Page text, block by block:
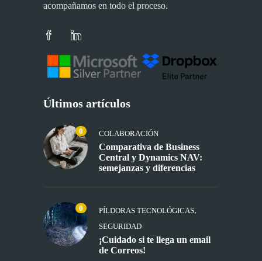
acompañamos en todo el proceso.
Últimos artículos
0 COLABORACIÓN
Comparativa de Business
Central y Dynamics NAV:
semejanzas y diferencias
0 PÍLDORAS TECNOLÓGICAS,
SEGURIDAD
¡Cuidado si te llega un email
de Correos!